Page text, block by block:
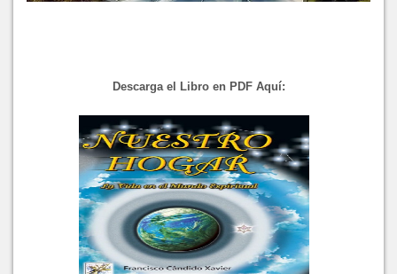
Descarga el Libro en PDF Aquí: